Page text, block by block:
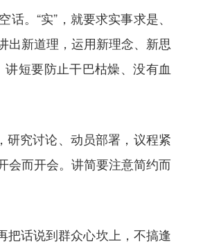
。“实”，就要求实事求是、
出新道理，运用新理念、新思
短要防止干巴枯燥、没有血
研究讨论、动员部署，议程紧
会而开会。讲简要注意简约而
把话说到群众心坎上，不搞逢